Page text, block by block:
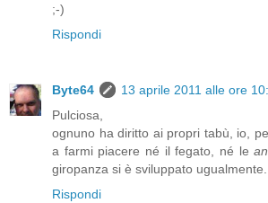
;-)
Rispondi
Byte64
13 aprile 2011 alle ore
Pulciosa,
ognuno ha diritto ai propri tabù, io,
a farmi piacere né il fegato, né le
giropanza si è sviluppato
Rispondi